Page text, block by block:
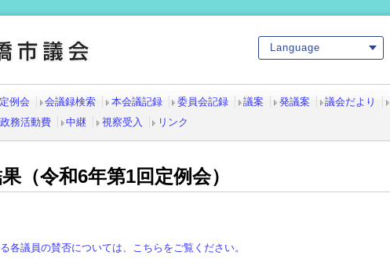
Language
定例会 会議録検索 本会議記録 委員会記録 議案 発議案 議会だより
政務活動費 中継 視察受入 リンク
（令和6年第1回定例会）
各議員の賛否については、こちらをご覧ください。